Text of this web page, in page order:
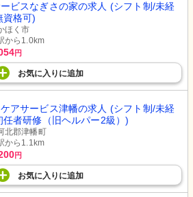
ビスなぎさの家の求人 (シフト制/未経
資格可)
ほく市
から1.0km
円
お気に入り に追加
アサービス津幡の求人 (シフト制/未経
任者研修（旧ヘルパー2級）)
北郡津幡町
から1.1km
円
お気に入り に追加